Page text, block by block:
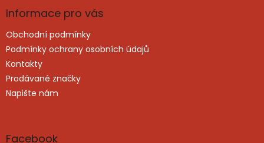
Informace pro vás
Obchodní podmínky
Podmínky ochrany osobních údajů
Kontakty
Prodávané značky
Napište nám
Facebook